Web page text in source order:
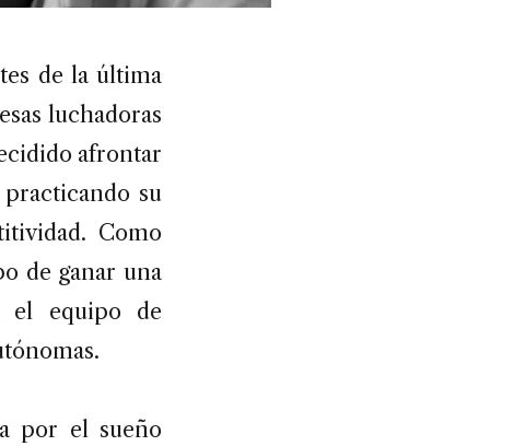
de la última
luchadoras
afrontar
su
Como
de ganar una
el equipo de
por el sueño